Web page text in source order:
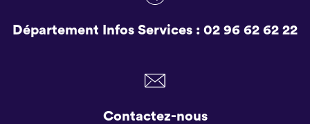
Département Infos Services : 02 96 62 62 22
Contactez-nous